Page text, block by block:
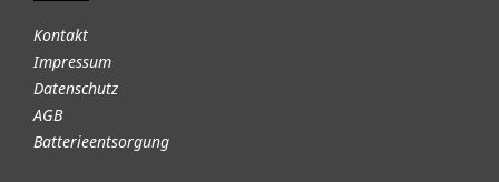
Kontakt
Impressum
Datenschutz
AGB
Batterieentsorgung